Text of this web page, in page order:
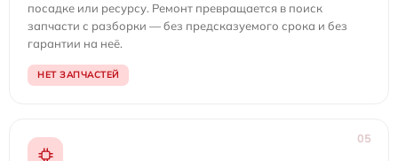
посадке или ресурсу. Ремонт превращается в поиск
запчасти с разборки — без предсказуемого срока и без
гарантии на неё.
НЕТ ЗАПЧАСТЕЙ
05